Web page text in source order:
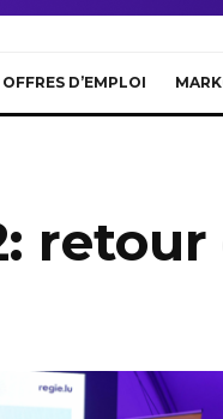
OFFRES D’EMPLOI
retour